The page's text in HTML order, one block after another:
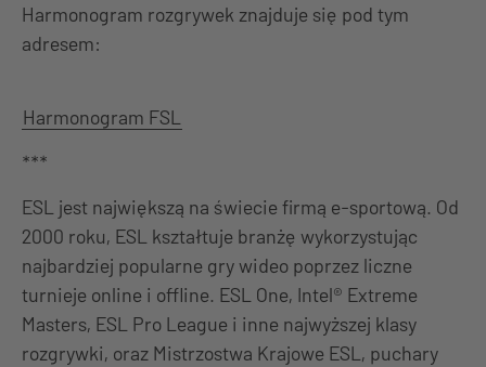
Harmonogram rozgrywek znajduje się pod tym
adresem:
Harmonogram FSL
***
ESL jest największą na świecie firmą e-sportową. Od
2000 roku, ESL kształtuje branżę wykorzystując
najbardziej popularne gry wideo poprzez liczne
turnieje online i offline. ESL One, Intel® Extreme
Masters, ESL Pro League i inne najwyższej klasy
rozgrywki, oraz Mistrzostwa Krajowe ESL, puchary